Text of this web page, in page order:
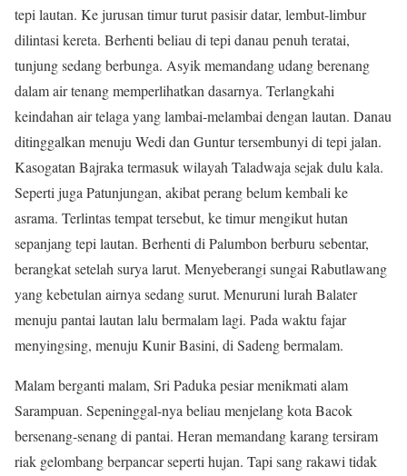
tepi lautan. Ke jurusan timur turut pasisir datar, lembut-limbur
dilintasi kereta. Berhenti beliau di tepi danau penuh teratai,
tunjung sedang berbunga. Asyik memandang udang berenang
dalam air tenang memperlihatkan dasarnya. Terlangkahi
keindahan air telaga yang lambai-melambai dengan lautan. Danau
ditinggalkan menuju Wedi dan Guntur tersembunyi di tepi jalan.
Kasogatan Bajraka termasuk wilayah Taladwaja sejak dulu kala.
Seperti juga Patunjungan, akibat perang belum kembali ke
asrama. Terlintas tempat tersebut, ke timur mengikut hutan
sepanjang tepi lautan. Berhenti di Palumbon berburu sebentar,
berangkat setelah surya larut. Menyeberangi sungai Rabutlawang
yang kebetulan airnya sedang surut. Menuruni lurah Balater
menuju pantai lautan lalu bermalam lagi. Pada waktu fajar
menyingsing, menuju Kunir Basini, di Sadeng bermalam.
Malam berganti malam, Sri Paduka pesiar menikmati alam
Sarampuan. Sepeninggal-nya beliau menjelang kota Bacok
bersenang-senang di pantai. Heran memandang karang tersiram
riak gelombang berpancar seperti hujan. Tapi sang rakawi tidak